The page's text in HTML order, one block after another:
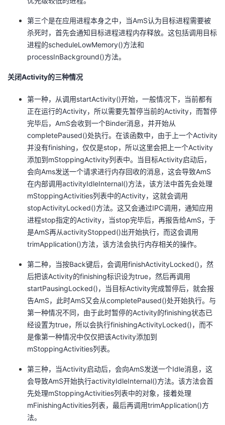
第三个是在应用进程本身之中，当AmS认为目标进程需要被
杀死时，首先会通知目标进程进程内存释放。这包括调用目标
进程的scheduleLowMemory()方法和
processInBackground()方法。
关闭Activity的三种情况
第一种，从调用startActivity()开始，一般情况下，当前都有
正在运行的Activity，所以需要先暂停当前的Activity，而暂停
完毕后，AmS会收到一个Binder消息，并开始从
completePaused()处执行。在该函数中，由于上一个Activity
并没有finishing，仅仅是stop，所以这里会把上一个Activity
添加到mStoppingActivity列表中。当目标Activity启动后，
会向Ams发送一个请求进行内存回收的消息，这会导致AmS
在内部调用activityIdleInternal()方法，该方法中首先会处理
mStoppingActivities列表中的Activity，这就会调用
stopActivityLocked()方法。这又会通过IPC调用，通知应用
进程stop指定的Activity，当stop完毕后，再报告给AmS，于
是AmS再从activityStopped()出开始执行，而这会调用
trimApplication()方法，该方法会执行内存相关的操作。
第二种，当按Back键后，会调用finishActivityLocked()，然
后把该Activity的finishing标识设为true，然后再调用
startPausingLocked()，当目标Activity完成暂停后，就会报
告AmS，此时AmS又会从completePaused()处开始执行。与
第一种情况不同，由于此时暂停的Activity的finishing状态已
经设置为true，所以会执行finishingActivityLocked()，而不
是像第一种情况中仅仅把该Activity添加到
mStoppingActivities列表。
第三种，当Activity启动后，会向AmS发送一个Idle消息，这
会导致AmS开始执行activityIdleInternal()方法。该方法会首
先处理mStoppingActivities列表中的对象，接着处理
mFinishingActivities列表，最后再调用trimApplication()方
法。